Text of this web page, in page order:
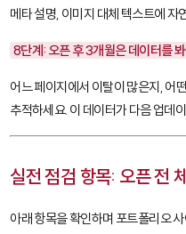
메타 설명, 이미지 대체 텍스트에 자
8단계: 오픈 후 3개월은 데이터를
어느 페이지에서 이탈이 많은지, 어
추적하세요. 이 데이터가 다음 업데
실전 점검 항목: 오픈 전
아래 항목을 확인하며 포트폴리오